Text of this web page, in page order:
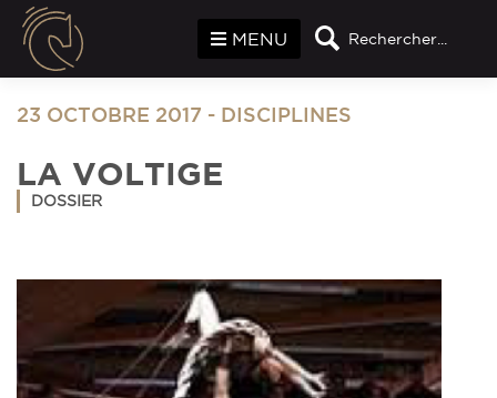
Rechercher...
MENU
23 OCTOBRE 2017 - DISCIPLINES
LA VOLTIGE
DOSSIER
Panneau de gestion des cookies